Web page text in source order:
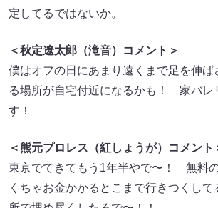
定してるではないか。
＜秋定遼太郎（滝音）コメント＞
僕はオフの日にあまり遠くまで足を伸ば
る場所が自宅付近になるかも！ 家バレ
す！
＜熊元プロレス（紅しょうが）コメント
東京でてきてもう1年半やで〜！ 無料
くちゃお金かかるとこまで行きつくし